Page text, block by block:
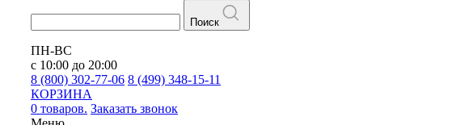
Поиск
ПН-ВС
с 10:00 до 20:00
8 (800) 302-77-06 8 (499) 348-15-11
КОРЗИНА
0 товаров. Заказать звонок